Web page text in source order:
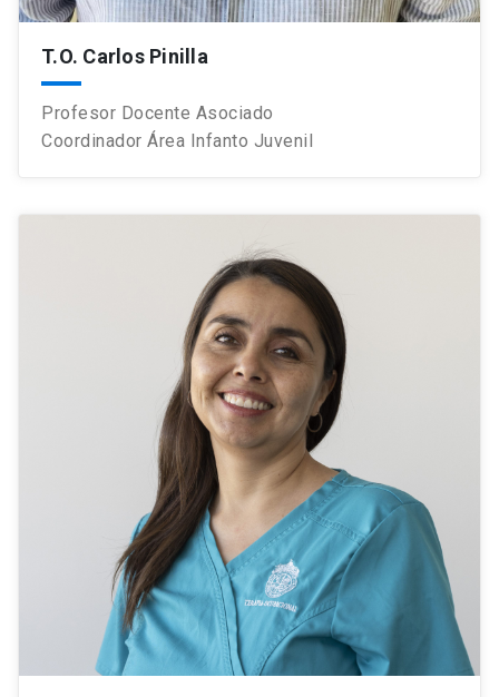
T.O. Carlos Pinilla
Profesor Docente Asociado
Coordinador Área Infanto Juvenil